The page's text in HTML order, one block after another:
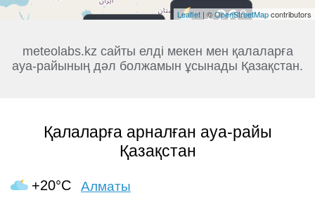
+26°
Leaflet | ©OpenStreetMapcontributors
meteolabs.kz сайты елді мекен мен қалаларға
ауа-райының дәл болжамын ұсынады Қазақстан.
Қалаларға арналған ауа-райы
Қазақстан
+20°C
Алматы